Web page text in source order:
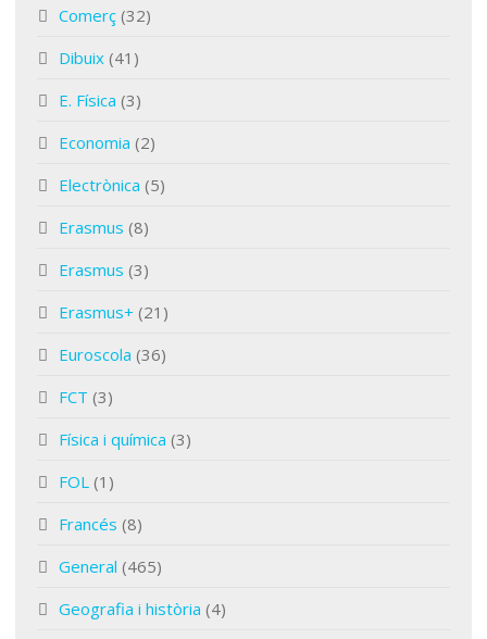
Comerç (32)
Dibuix (41)
E. Física (3)
Economia (2)
Electrònica (5)
Erasmus (8)
Erasmus (3)
Erasmus+ (21)
Euroscola (36)
FCT (3)
Física i química (3)
FOL (1)
Francés (8)
General (465)
Geografia i història (4)